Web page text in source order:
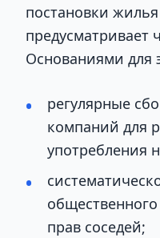
постановки
предусматривает
Основаниями для
регулярные
компаний для
употребления
прав соседей;